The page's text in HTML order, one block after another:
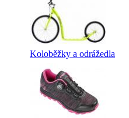
Koloběžky a odrážedla